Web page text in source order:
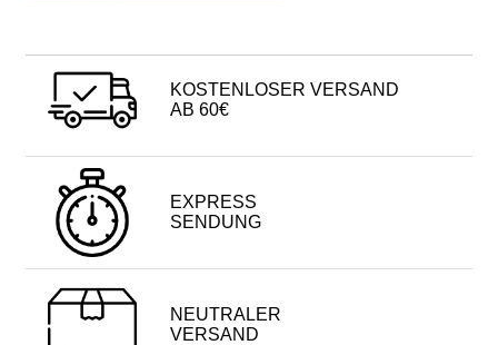
KOSTENLOSER VERSAND
AB 60€
EXPRESS
SENDUNG
NEUTRALER
VERSAND